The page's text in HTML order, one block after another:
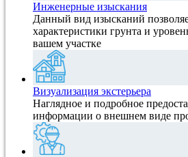
Инженерные изыскания
Данный вид изысканий
характеристики грунта и
вашем участке
Визуализация экстерьера
Наглядное и подробное
информации о внешнем виде